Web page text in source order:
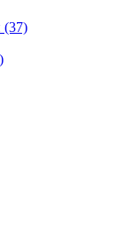
(37)